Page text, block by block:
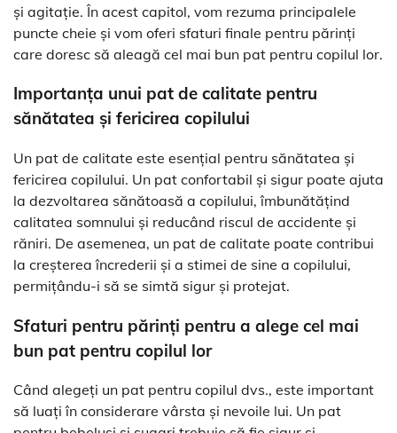
și agitație. În acest capitol, vom rezuma principalele
puncte cheie și vom oferi sfaturi finale pentru părinți
care doresc să aleagă cel mai bun pat pentru copilul lor.
Importanța unui pat de calitate pentru
sănătatea și fericirea copilului
Un pat de calitate este esențial pentru sănătatea și
fericirea copilului. Un pat confortabil și sigur poate ajuta
la dezvoltarea sănătoasă a copilului, îmbunătățind
calitatea somnului și reducând riscul de accidente și
răniri. De asemenea, un pat de calitate poate contribui
la creșterea încrederii și a stimei de sine a copilului,
permițându-i să se simtă sigur și protejat.
Sfaturi pentru părinți pentru a alege cel mai
bun pat pentru copilul lor
Când alegeți un pat pentru copilul dvs., este important
să luați în considerare vârsta și nevoile lui. Un pat